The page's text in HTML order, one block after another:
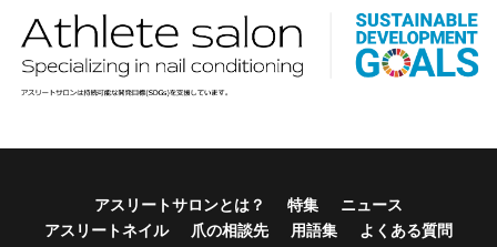
アスリートサロンとは？ 特集
ニュース
アスリートネイル
爪の相談先 用語集
よくある質問